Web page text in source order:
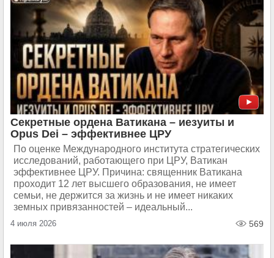
Секретные ордена Ватикана – иезуиты и
Opus Dei – эффективнее ЦРУ
По оценке Международного института стратегических
исследований, работающего при ЦРУ, Ватикан
эффективнее ЦРУ. Причина: священник Ватикана
проходит 12 лет высшего образования, не имеет
семьи, не держится за жизнь и не имеет никаких
земных привязанностей – идеальный...
4 июля 2026 569